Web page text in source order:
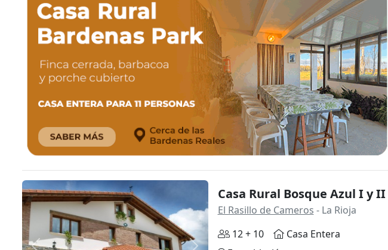
Casa Rural Bosque Azul I y II
El Rasillo de Cameros - La Rioja
12 + 10
Casa Entera